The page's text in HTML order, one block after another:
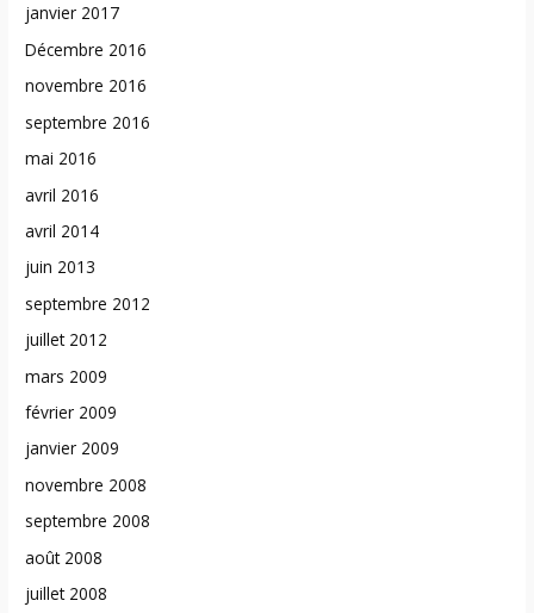
janvier 2017
Décembre 2016
novembre 2016
septembre 2016
mai 2016
avril 2016
avril 2014
juin 2013
septembre 2012
juillet 2012
mars 2009
février 2009
janvier 2009
novembre 2008
septembre 2008
août 2008
juillet 2008